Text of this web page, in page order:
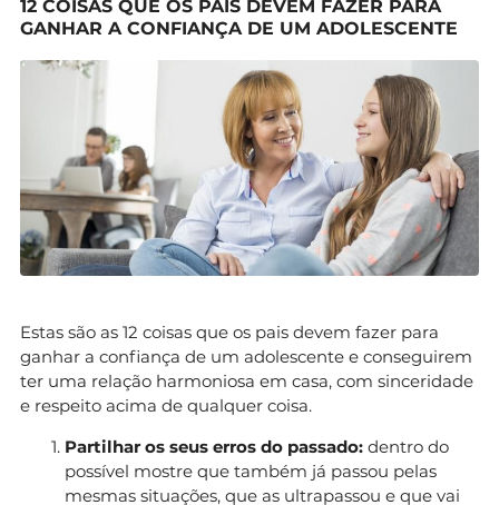
12 COISAS QUE OS PAIS DEVEM FAZER PARA
GANHAR A CONFIANÇA DE UM ADOLESCENTE
Estas são as 12 coisas que os pais devem fazer para
ganhar a confiança de um adolescente e conseguirem
ter uma relação harmoniosa em casa, com sinceridade
e respeito acima de qualquer coisa.
Partilhar os seus erros do passado: dentro do
possível mostre que também já passou pelas
mesmas situações, que as ultrapassou e que vai